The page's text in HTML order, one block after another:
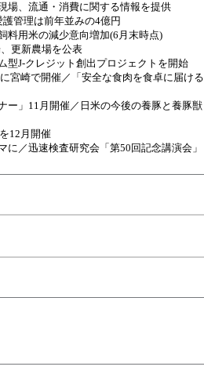
場、流通・消費に関する情報を提供
管理は前年並みの4億円
料用米の減少意向増加(6月末時点)
更新農場を公表
型J-クレジット創出プロジェクトを開始
宮崎で開催／「安全な食肉を食卓に届ける
ー」11月開催／日米の今後の養豚と養豚獣
12月開催
／迅速検査研究会「第50回記念講演会」